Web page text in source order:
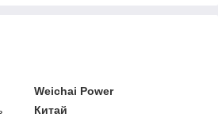
Weichai Power
Китай